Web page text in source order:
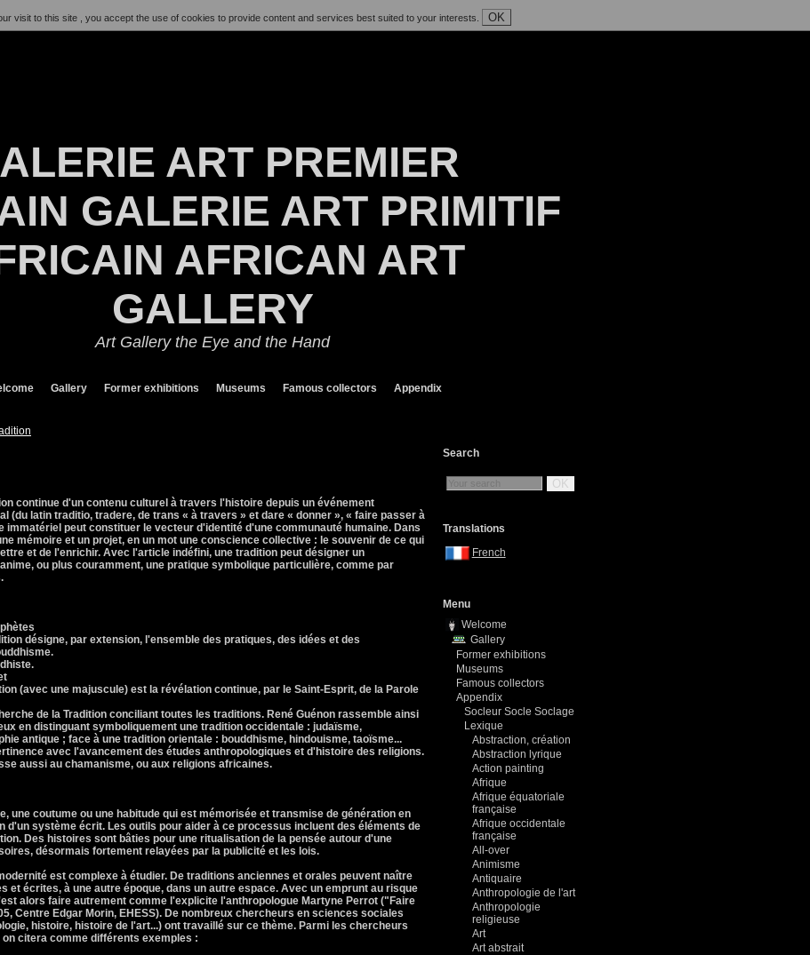
visit to this site , you accept the use of cookies to provide content and services best suited to your interests. OK
ART PREMIER
GALERIE ART PRIMITIF
AFRICAN ART
GALLERY
Art Gallery the Eye and the Hand
Gallery Former exhibitions Museums Famous collectors Appendix
continue d'un contenu culturel à travers l'histoire depuis un événement
(du latin traditio, tradere, de trans « à travers » et dare « donner », « faire passer à
immatériel peut constituer le vecteur d'identité d'une communauté humaine. Dans
mémoire et un projet, en un mot une conscience collective : le souvenir de ce qui
et de l'enrichir. Avec l'article indéfini, une tradition peut désigner un
ou plus couramment, une pratique symbolique particulière, comme par
désigne, par extension, l'ensemble des pratiques, des idées et des
(avec une majuscule) est la révélation continue, par le Saint-Esprit, de la Parole
de la Tradition conciliant toutes les traditions. René Guénon rassemble ainsi
en distinguant symboliquement une tradition occidentale : judaïsme,
antique ; face à une tradition orientale : bouddhisme, hindouisme, taoïsme...
avec l'avancement des études anthropologiques et d'histoire des religions.
aussi au chamanisme, ou aux religions africaines.
une coutume ou une habitude qui est mémorisée et transmise de génération en
d'un système écrit. Les outils pour aider à ce processus incluent des éléments de
Des histoires sont bâties pour une ritualisation de la pensée autour d'une
désormais fortement relayées par la publicité et les lois.
est complexe à étudier. De traditions anciennes et orales peuvent naître
et écrites, à une autre époque, dans un autre espace. Avec un emprunt au risque
alors faire autrement comme l'explicite l'anthropologue Martyne Perrot ("Faire
Centre Edgar Morin, EHESS). De nombreux chercheurs en sciences sociales
histoire, histoire de l'art...) ont travaillé sur ce thème. Parmi les chercheurs
citera comme différents exemples :
Search
OK
Translations
French
Menu
Welcome
Gallery
Former exhibitions
Museums
Famous collectors
Appendix
Socleur Socle Soclage
Lexique
Abstraction, création
Abstraction lyrique
Action painting
Afrique
Afrique équatoriale
française
Afrique occidentale
française
All-over
Animisme
Antiquaire
Anthropologie de l'art
Anthropologie
religieuse
Art
Art abstrait